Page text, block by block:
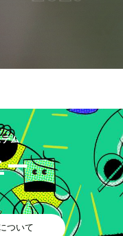
ム
ー
ついて